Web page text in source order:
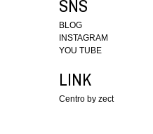
SNS
BLOG
INSTAGRAM
YOU TUBE
LINK
Centro by zect